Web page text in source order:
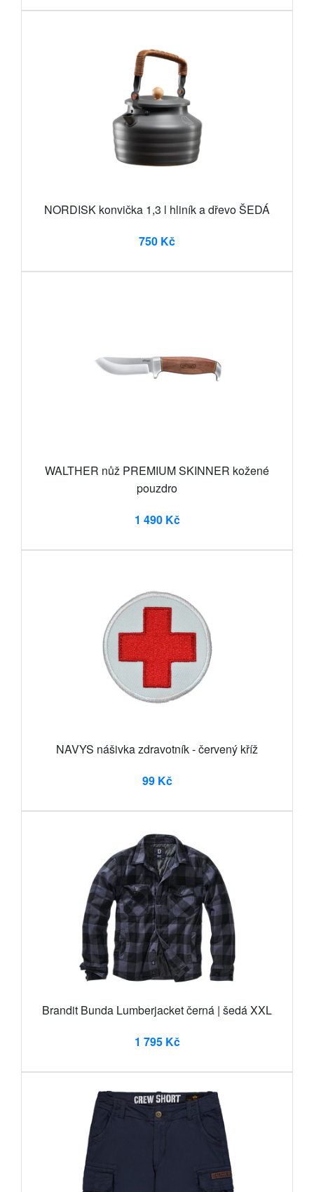
NORDISK konvička 1,3 l hliník a dřevo ŠEDÁ
750 Kč
WALTHER nůž PREMIUM SKINNER kožené
pouzdro
1 490 Kč
NAVYS nášivka zdravotník - červený kříž
99 Kč
Brandit Bunda Lumberjacket černá | šedá XXL
1 795 Kč